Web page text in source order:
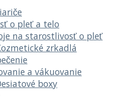
o pleť a telo
na starostlivosť o pleť
zrkadlá
a vákuovanie
boxy